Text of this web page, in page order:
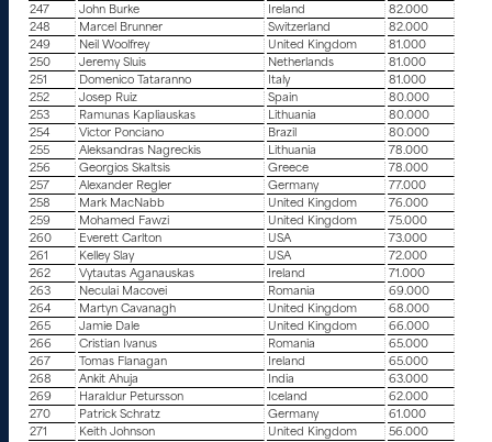
247
John Burke Ireland
82.000
248
Marcel Brunner Switzerland
82.000
249
Neil Woolfrey United Kingdom
81.000
250
Jeremy Sluis Netherlands
81.000
251
Domenico Tataranno Italy
81.000
252
Josep Ruiz Spain
80.000
253
Ramunas Kapliauskas Lithuania
80.000
254
Victor Ponciano Brazil
80.000
255
Aleksandras Nagreckis Lithuania
78.000
256
Georgios Skaltsis Greece
78.000
257
Alexander Regler Germany
77.000
258
Mark MacNabb United Kingdom
76.000
259
Mohamed Fawzi United Kingdom
75.000
260
Everett Carlton USA
73.000
261
Kelley Slay USA
72.000
262
Vytautas Aganauskas Ireland
71.000
263
Neculai Macovei Romania
69.000
264
Martyn Cavanagh United Kingdom
68.000
265
Jamie Dale United Kingdom
66.000
266
Cristian Ivanus Romania
65.000
267
Tomas Flanagan Ireland
65.000
268
Ankit Ahuja India
63.000
269
Haraldur Petursson Iceland
62.000
270
Patrick Schratz Germany
61.000
271
Keith Johnson United Kingdom
56.000